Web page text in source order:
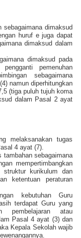
sebagaimana dimaksud
huruf e juga dapat
dimaksud dalam
dimaksud pada
pemenuhan
sebagaimana
namun diperhitungkan
(tiga puluh tujuh koma
dalam Pasal 2 ayat
melaksanakan tugas
4 ayat (7).
tambahan sebagaimana
mempertimbangkan
struktur kurikulum dan
ketentuan peraturan
kebutuhan Guru
terdapat Guru yang
pembelajaran atau
Pasal 4 ayat (3) dan
Kepala Sekolah wajib